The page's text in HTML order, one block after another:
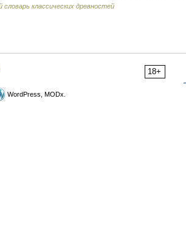
словарь классических древностей
18+
WordPress, MODx.